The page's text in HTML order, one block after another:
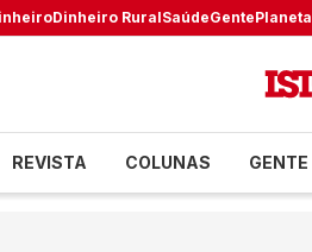
Dinheiro RuralSaúdeGentePlaneta
REVISTA COLUNAS GENTE